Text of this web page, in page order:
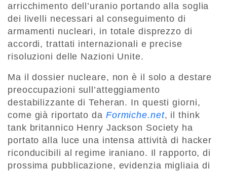
arricchimento dell’uranio portando alla soglia
dei livelli necessari al conseguimento di
armamenti nucleari, in totale disprezzo di
accordi, trattati internazionali e precise
risoluzioni delle Nazioni Unite.
Ma il dossier nucleare, non è il solo a destare
preoccupazioni sull’atteggiamento
destabilizzante di Teheran. In questi giorni,
come già riportato da Formiche.net, il think
tank britannico Henry Jackson Society ha
portato alla luce una intensa attività di hacker
riconducibili al regime iraniano. Il rapporto, di
prossima pubblicazione, evidenzia migliaia di